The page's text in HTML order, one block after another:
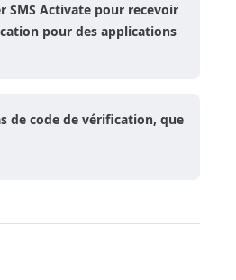
SMS Activate pour recevoir
pour des applications
de code de vérification, que